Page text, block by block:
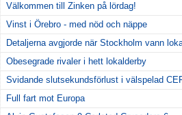
Välkommen till Zinken på lördag!
Vinst i Örebro - med nöd och näppe
Detaljerna avgjorde när Stockholm vann
Obesegrade rivaler i hett lokalderby
Svidande slutsekundsförlust i välspelad
Full fart mot Europa